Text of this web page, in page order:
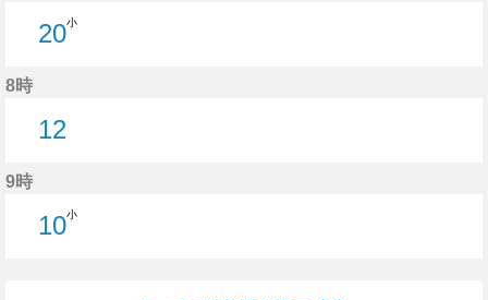
20小
8時
12
9時
10小